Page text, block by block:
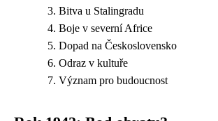
Bitva u Stalingradu
Boje v severní Africe
Dopad na Československo
Odraz v kultuře
Význam pro budoucnost